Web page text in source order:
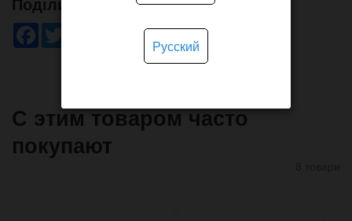
Facebook WhatsApp
ViberPinterestTelegram
С этим товаром часто
покупают
Русский